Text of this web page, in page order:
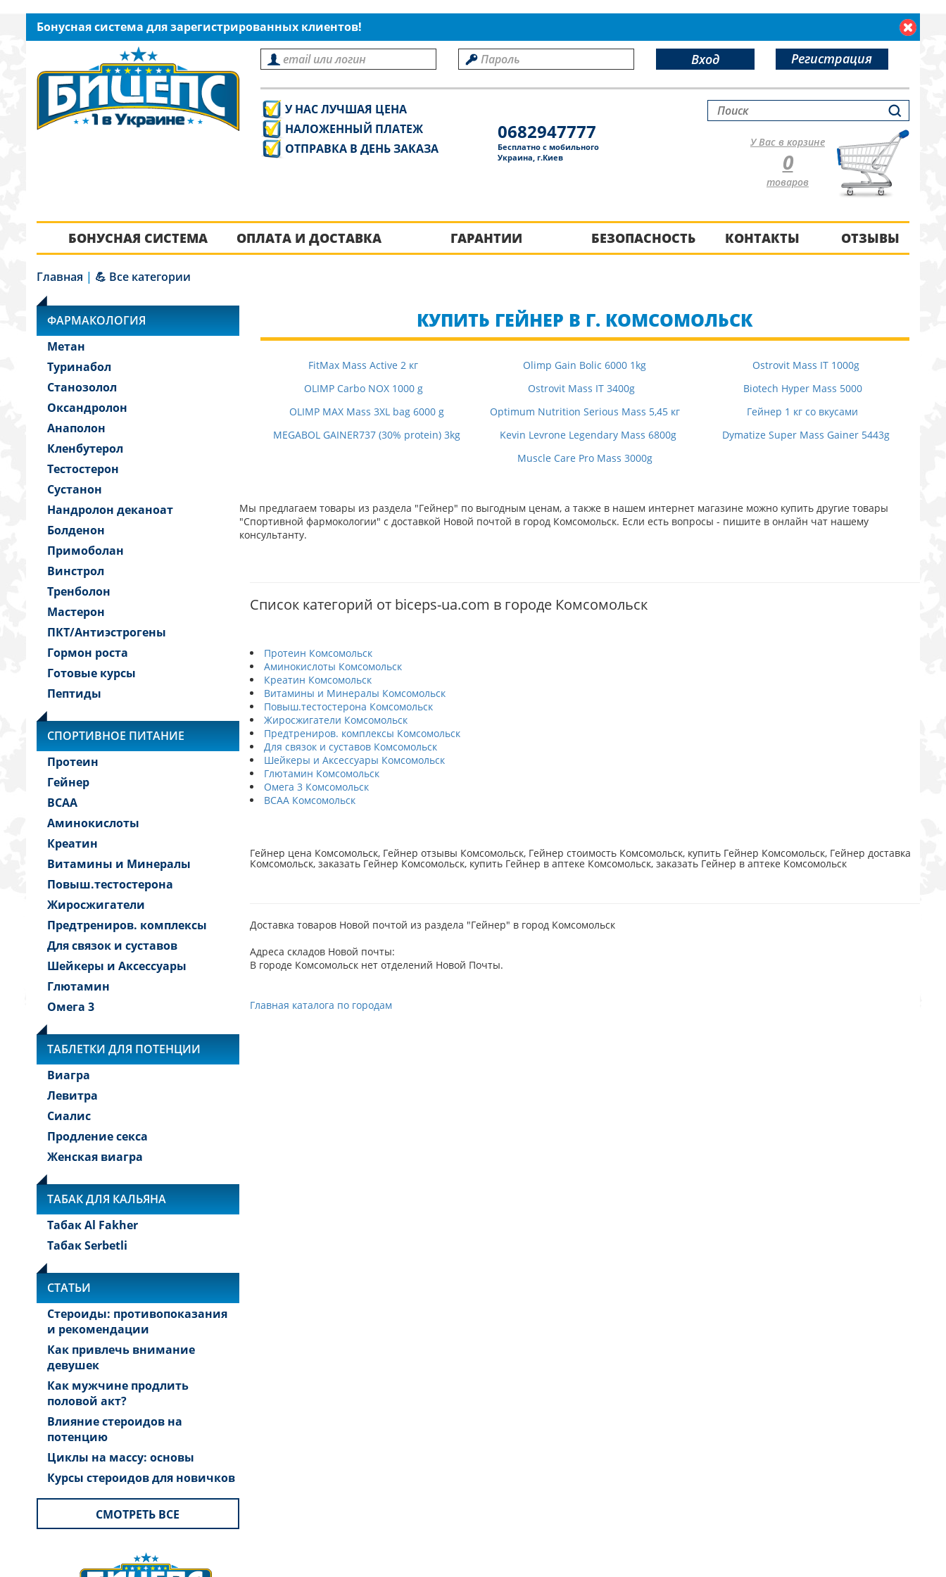
Бонусная система для зарегистрированных клиентов!
Вход Регистрация
У НАС ЛУЧШАЯ ЦЕНА
НАЛОЖЕННЫЙ ПЛАТЕЖ
ОТПРАВКА В ДЕНЬ ЗАКАЗА
0682947777
Бесплатно с мобильного
Украина, г.Киев
У Вас в корзине
0
товаров
БОНУСНАЯ СИСТЕМА ОПЛАТА И ДОСТАВКА ГАРАНТИИ БЕЗОПАСНОСТЬ КОНТАКТЫ ОТЗЫВЫ
Главная | 💪 Все категории
ФАРМАКОЛОГИЯ
Метан
Туринабол
Станозолол
Оксандролон
Анаполон
Кленбутерол
Тестостерон
Сустанон
Нандролон деканоат
Болденон
Примоболан
Винстрол
Тренболон
Мастерон
ПКТ/Антиэстрогены
Гормон роста
Готовые курсы
Пептиды
СПОРТИВНОЕ ПИТАНИЕ
Протеин
Гейнер
BCAA
Аминокислоты
Креатин
Витамины и Минералы
Повыш.тестостерона
Жиросжигатели
Предтрениров. комплексы
Для связок и суставов
Шейкеры и Аксессуары
Глютамин
Омега 3
ТАБЛЕТКИ ДЛЯ ПОТЕНЦИИ
Виагра
Левитра
Сиалис
Продление секса
Женская виагра
ТАБАК ДЛЯ КАЛЬЯНА
Табак Al Fakher
Табак Serbetli
СТАТЬИ
Стероиды: противопоказания
и рекомендации
Как привлечь внимание
девушек
Как мужчине продлить
половой акт?
Влияние стероидов на
потенцию
Циклы на массу: основы
Курсы стероидов для новичков
СМОТРЕТЬ ВСЕ
КУПИТЬ ГЕЙНЕР В Г. КОМСОМОЛЬСК
FitMax Mass Active 2 кг Olimp Gain Bolic 6000 1kg
Ostrovit Mass IT 1000g
OLIMP Carbo NOX 1000 g
Ostrovit Mass IT 3400g
Biotech Hyper Mass 5000
OLIMP MAX Mass 3XL bag 6000 g
Optimum Nutrition Serious Mass 5,45 кг
Гейнер 1 кг со вкусами
MEGABOL GAINER737 (30% protein) 3kg
Kevin Levrone Legendary Mass 6800g
Dymatize Super Mass Gainer 5443g
Muscle Care Pro Mass 3000g
Мы предлагаем товары из раздела "Гейнер" по выгодным ценам, а также в нашем интернет магазине можно купить другие товары
"Спортивной фармокологии" с доставкой Новой почтой в город Комсомольск. Если есть вопросы - пишите в онлайн чат нашему
консультанту.
Список категорий от biceps-ua.com в городе Комсомольск
Протеин Комсомольск
Аминокислоты Комсомольск
Креатин Комсомольск
Витамины и Минералы Комсомольск
Повыш.тестостерона Комсомольск
Жиросжигатели Комсомольск
Предтрениров. комплексы Комсомольск
Для связок и суставов Комсомольск
Шейкеры и Аксессуары Комсомольск
Глютамин Комсомольск
Омега 3 Комсомольск
BCAA Комсомольск
Гейнер цена Комсомольск, Гейнер отзывы Комсомольск, Гейнер стоимость Комсомольск, купить Гейнер Комсомольск, Гейнер доставка
Комсомольск, заказать Гейнер Комсомольск, купить Гейнер в аптеке Комсомольск, заказать Гейнер в аптеке Комсомольск
Доставка товаров Новой почтой из раздела "Гейнер" в город Комсомольск
Адреса складов Новой почты:
В городе Комсомольск нет отделений Новой Почты.
Главная каталога по городам